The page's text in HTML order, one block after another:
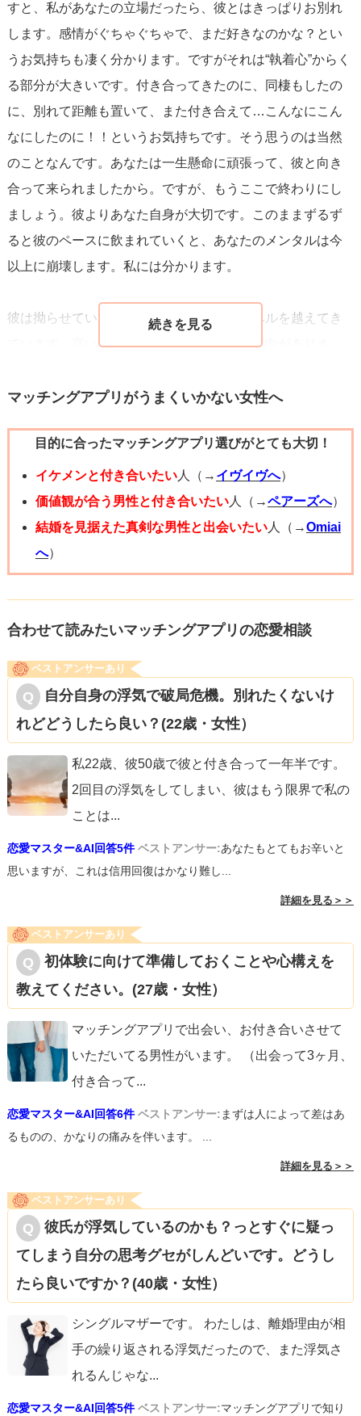
すと、私があなたの立場だったら、彼とはきっぱりお別れ
します。感情がぐちゃぐちゃで、まだ好きなのかな？とい
うお気持ちも凄く分かります。ですがそれは“執着心”からく
る部分が大きいです。付き合ってきたのに、同棲もしたの
に、別れて距離も置いて、また付き合えて…こんなにこん
なにしたのに！！というお気持ちです。そう思うのは当然
のことなんです。あなたは一生懸命に頑張って、彼と向き
合って来られましたから。ですが、もうここで終わりにし
ましょう。彼よりあなた自身が大切です。このままずるず
ると彼のペースに飲まれていくと、あなたのメンタルは今
以上に崩壊します。私には分かります。
彼は拗らせているとか、優柔不断というレベルを越えてき
ています。言いにくいですが、ちょっと鬱傾向がありま
とはあなたがどうするか？です。スキンシップをしたいと
なくしんどいことだと思います。ですが、もうここまで言
われているのだから、あとは離れるだけです。彼とやり直
すことを考えるのはおすすめしません。あなたはもう十分
頑張ってお付き合いされてきたと思いますよ。
新しい出会いにすぐには前向きになれないかもしれませ
ん。もし今すぐに出会いを求めたいわけでないのなら、数
ヶ月～半年くらい恋愛から離れてみるのも良いですよ。何
ングアプリ・婚活パーティー・結婚相談所などがおすすめ
です。恋活でしたら、趣味のサークルなんかも良いです
ね。恋愛お休み中は、ゆっくり読書したり、カフェに行っ
たり、ひとりでとにかく気持ちを休めてみてください。彼
がいた時にはできなかったことは、意外とたくさんあるか
もしれませんよ。
マッチングアプリがうまくいかない女性へ
目的に合ったマッチングアプリ選びがとても大切！
イケメンと付き合いたい人（→ イヴイヴへ）
価値観が合う男性と付き合いたい人（→ペアーズへ）
結婚を見据えた真剣な男性と出会いたい人（→Omiai
へ）
合わせて読みたいマッチングアプリの恋愛相談
ベストアンサーあり
自分自身の浮気で破局危機。別れたくないけ
れどどうしたら良い？(22歳・女性）
私22歳、彼50歳で彼と付き合って一年半です。
2回目の浮気をしてしまい、彼はもう限界で私の
ことは...
恋愛マスター&AI回答5件 ベストアンサー:あなたもとてもお辛いと
思いますが、これは信用回復はかなり難し...
詳細を見る＞＞
ベストアンサーあり
初体験に向けて準備しておくことや心構えを
教えてください。(27歳・女性）
マッチングアプリで出会い、お付き合いさせて
いただいてる男性がいます。 （出会って3ヶ月、
付き合って...
恋愛マスター&AI回答6件 ベストアンサー:まずは人によって差はあ
るものの、かなりの痛みを伴います。 ...
詳細を見る＞＞
ベストアンサーあり
彼氏が浮気しているのかも？っとすぐに疑っ
てしまう自分の思考グセがしんどいです。どうし
たら良いですか？(40歳・女性）
シングルマザーです。 わたしは、離婚理由が相
手の繰り返される浮気だったので、また浮気さ
れるんじゃな...
恋愛マスター&AI回答5件 ベストアンサー:マッチングアプリで知り